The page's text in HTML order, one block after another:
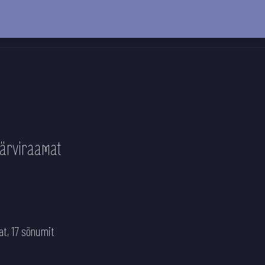
17 sõnumit